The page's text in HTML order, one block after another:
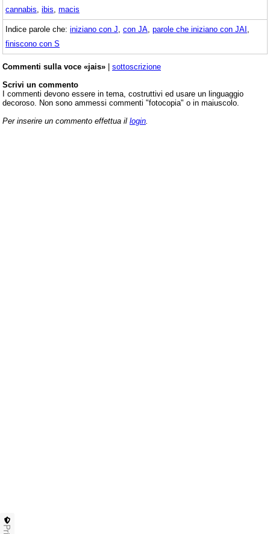
cannabis ibis macis
Indice parole che: iniziano con J con JA parole che iniziano con JAI
finiscono con S
Commenti sulla voce «jais» | sottoscrizione
Scrivi un commento
I commenti devono essere in tema, costruttivi ed usare un linguaggio
decoroso. Non sono ammessi commenti "fotocopia" o in maiuscolo.
Per inserire un commento effettua il login